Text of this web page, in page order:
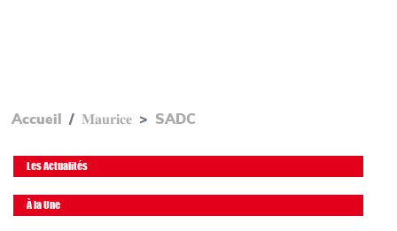
Accueil 𝐌𝐚𝐮𝐫𝐢𝐜𝐞 SADC
Les Actualités
À la Une